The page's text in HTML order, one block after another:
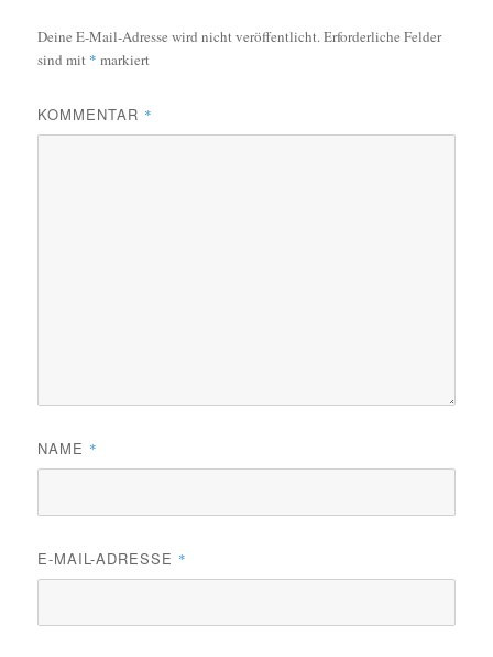
Deine E-Mail-Adresse wird nicht veröffentlicht.Erforderliche Felder
sind mit * markiert
KOMMENTAR *
NAME *
E-MAIL-ADRESSE *